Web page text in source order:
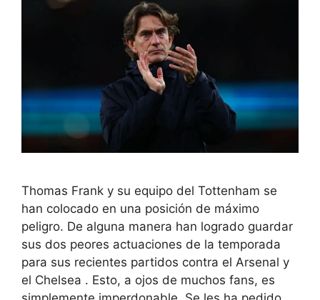
Thomas Frank y su equipo del Tottenham se
han colocado en una posición de máximo
peligro. De alguna manera han logrado guardar
sus dos peores actuaciones de la temporada
para sus recientes partidos contra el Arsenal y
el Chelsea . Esto, a ojos de muchos fans, es